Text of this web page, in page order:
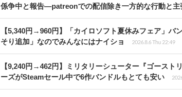
係争中と報告―patreonでの配信除き一方的な行動と主
【5,340円→960円】「カイロソフト夏休みフェア」バ
そり追加」なのでみんなにはナイショ
2026.8.6 Thu 22:49
【9,240円→462円】ミリタリーシューター『ゴースト
ーズがSteamセール中で6作バンドルもとても安い